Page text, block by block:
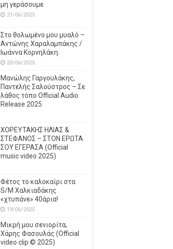
μη γεράσουμε
21/06/2025
Στο θολωμένο μου μυαλό –
Αντώνης Χαραλαμπάκης /
Ιωάννα Κορνηλάκη.
20/06/2025
Μανώλης Γαργουλάκης,
Παντελής Σαλούστρος – Σε
λάθος τόπο Official Audio
Release 2025
ΧΟΡΕΥΤΑΚΗΣ ΗΛΙΑΣ &
ΣΤΕΦΑΝΟΣ – ΣΤΟΝ ΕΡΩΤΑ
ΣΟΥ ΕΓΕΡΑΣΑ (Official
music video 2025)
Φέτος το καλοκαίρι στα
S/M Χαλκιαδάκης
«χτυπάνε» 40άρια!
19/06/2025
Μικρή μου σενιορίτα,
Χάρης Φασουλάς (Official
video clip © 2025)